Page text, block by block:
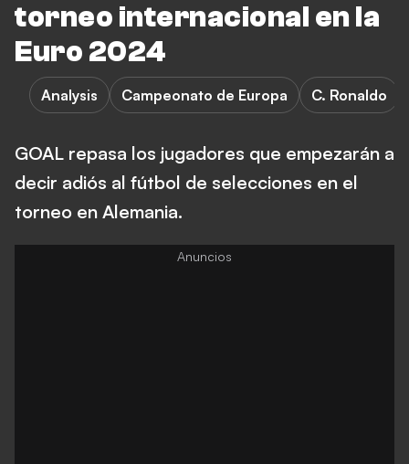
torneo internacional en la
Euro 2024
Analysis Campeonato de Europa C. Ronaldo
GOAL repasa los jugadores que empezarán a
decir adiós al fútbol de selecciones en el
torneo en Alemania.